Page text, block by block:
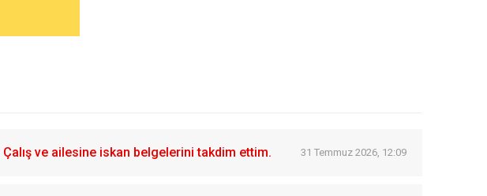
ve ailesine iskan belgelerini takdim ettim. 31 Temmuz 2026, 12:09